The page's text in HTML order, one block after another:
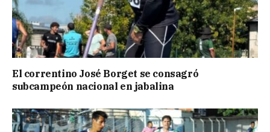
El correntino José Borget se consagró
subcampeón nacional en jabalina